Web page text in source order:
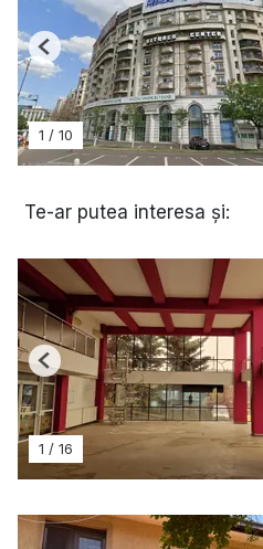
1 / 10
Previous
Te-ar putea interesa și:
1 / 16
Previous